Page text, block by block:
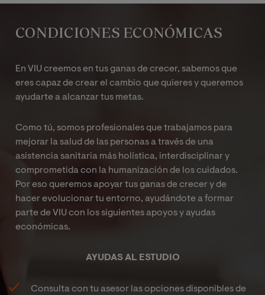
reconocimiento fuera de Europa dependerá de la
CONDICIONES ECONÓMICAS
En VIU creemos en tus ganas de crecer, sabemos que
eres capaz de crear el cambio que quieres y queremos
ayudarte a alcanzar tus metas.
Como tú, somos profesionales que trabajamos para
mejorar la salud de las personas a través de una
asistencia sanitaria más holística, interdisciplinar y
comprometida con la humanización de los cuidados.
Por eso queremos apoyar tus ganas de crecer y de
hacer evolucionar tu entorno, ayudándote a formar
parte de VIU con los siguientes apoyos y ayudas
económicas.
AYUDAS AL ESTUDIO
Consulta con tu asesor las opciones disponibles de